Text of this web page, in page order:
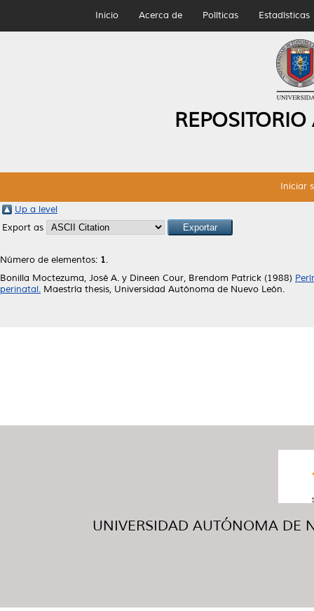
Inicio Acerca de Políticas Estadísticas
Iniciar
Up a level
Export as
Número de elementos: 1.
Bonilla Moctezuma, José A. y Dineen Cour, Brendom Patrick (1988)
perinatal. Maestría thesis, Universidad Autónoma de Nuevo León.
UNIVERSIDAD AUTÓNOMA DE